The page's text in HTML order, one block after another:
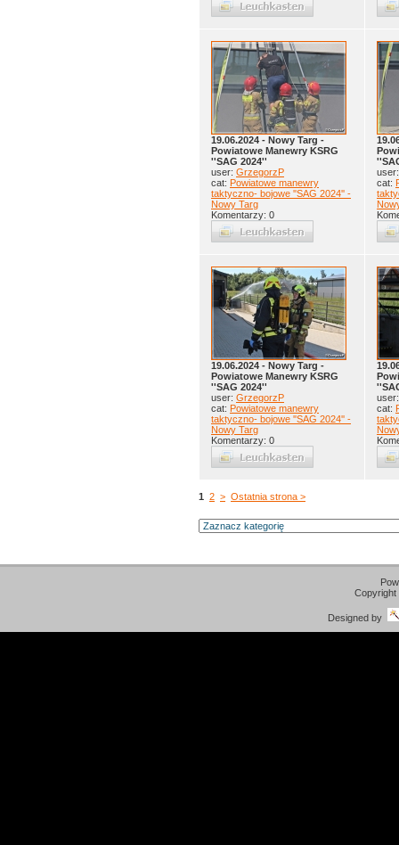
19.06.2024 - Nowy Targ -
Powiatowe Manewry KSRG
''SAG 2024''
user: GrzegorzP
cat: Powiatowe manewry
taktyczno- bojowe ''SAG 2024'' -
Nowy Targ
Komentarzy: 0
cat:
19.06.2024 - Nowy Targ -
Powiatowe Manewry KSRG
''SAG 2024''
user: GrzegorzP
cat: Powiatowe manewry
taktyczno- bojowe ''SAG 2024'' -
Nowy Targ
Komentarzy: 0
cat:
1 2 > Ostatnia strona >
Designed by